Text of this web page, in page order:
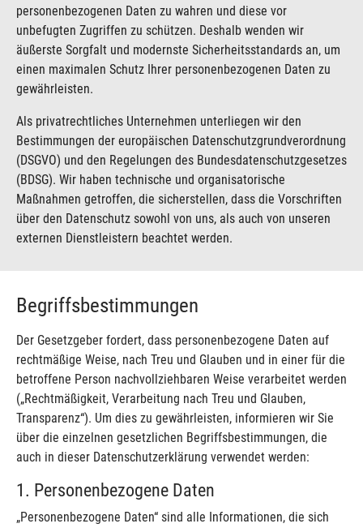
personenbezogenen Daten zu wahren und diese vor
unbefugten Zugriffen zu schützen. Deshalb wenden wir
äußerste Sorgfalt und modernste Sicherheitsstandards an, um
einen maximalen Schutz Ihrer personenbezogenen Daten zu
gewährleisten.
Als privatrechtliches Unternehmen unterliegen wir den
Bestimmungen der europäischen Datenschutzgrundverordnung
(DSGVO) und den Regelungen des Bundesdatenschutzgesetzes
(BDSG). Wir haben technische und organisatorische
Maßnahmen getroffen, die sicherstellen, dass die Vorschriften
über den Datenschutz sowohl von uns, als auch von unseren
externen Dienstleistern beachtet werden.
Begriffsbestim­mungen
Der Gesetzgeber fordert, dass personenbezogene Daten auf
rechtmäßige Weise, nach Treu und Glauben und in einer für die
betroffene Person nachvollziehbaren Weise verarbeitet werden
(„Rechtmäßigkeit, Verarbeitung nach Treu und Glauben,
Transparenz“). Um dies zu gewährleisten, informieren wir Sie
über die einzelnen gesetzlichen Begriffsbestimmungen, die
auch in dieser Datenschutzerklärung verwendet werden:
1. Personenbezogene Daten
„Personenbezogene Daten“ sind alle Informationen, die sich